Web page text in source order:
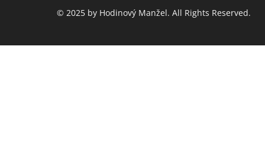
© 2025 by Hodinový Manžel. All Rights Reserved.